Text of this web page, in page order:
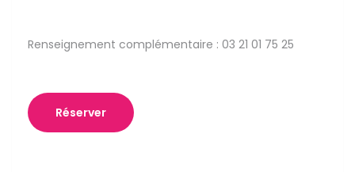
Renseignement complémentaire : 03 21 01 75 25
Réserver